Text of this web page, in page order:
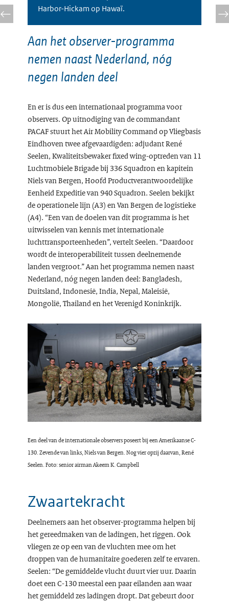
Harbor-Hickam op Hawaï.
Aan het observer-programma
nemen naast Nederland, nóg
negen landen deel
En er is dus een internationaal programma voor
observers. Op uitnodiging van de commandant
PACAF stuurt het Air Mobility Command op Vliegbasis
Eindhoven twee afgevaardigden: adjudant René
Seelen, Kwaliteitsbewaker fixed wing-optreden van 11
Luchtmobiele Brigade bij 336 Squadron en kapitein
Niels van Bergen, Hoofd Productverantwoordelijke
Eenheid Expeditie van 940 Squadron. Seelen bekijkt
de operationele lijn (A3) en Van Bergen de logistieke
(A4). “Een van de doelen van dit programma is het
uitwisselen van kennis met internationale
luchttransporteenheden”, vertelt Seelen. “Daardoor
wordt de interoperabiliteit tussen deelnemende
landen vergroot.” Aan het programma nemen naast
Nederland, nóg negen landen deel: Bangladesh,
Duitsland, Indonesië, India, Nepal, Maleisië,
Mongolië, Thailand en het Verenigd Koninkrijk.
Een deel van de internationale observers poseert bij een Amerikaanse C-
130. Zevende van links, Niels van Bergen. Nog vier opzij daarvan, René
Seelen. Foto: senior airman Akeem K. Campbell
Zwaartekracht
Deelnemers aan het observer-programma helpen bij
het gereedmaken van de ladingen, het riggen. Ook
vliegen ze op een van de vluchten mee om het
droppen van de humanitaire goederen zelf te ervaren.
Seelen: “De gemiddelde vlucht duurt vier uur. Daarin
doet een C-130 meestal een paar eilanden aan waar
het gemiddeld zes ladingen dropt. Dat gebeurt door